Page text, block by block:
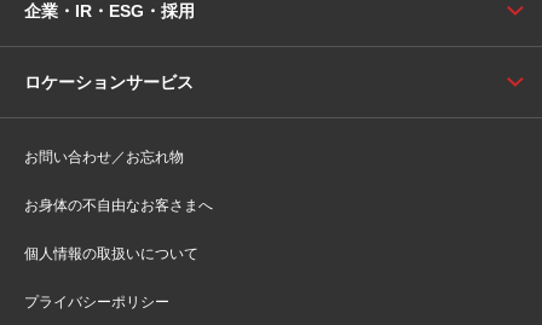
企業・IR・ESG・採用
ロケーションサービス
お問い合わせ／お忘れ物
お身体の不自由なお客さまへ
個人情報の取扱いについて
プライバシーポリシー